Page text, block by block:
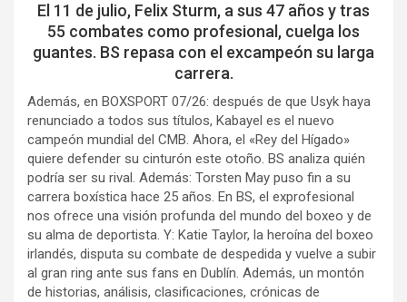
El 11 de julio, Felix Sturm, a sus 47 años y tras
55 combates como profesional, cuelga los
guantes. BS repasa con el excampeón su larga
carrera.
Además, en BOXSPORT 07/26: después de que Usyk haya
renunciado a todos sus títulos, Kabayel es el nuevo
campeón mundial del CMB. Ahora, el «Rey del Hígado»
quiere defender su cinturón este otoño. BS analiza quién
podría ser su rival. Además: Torsten May puso fin a su
carrera boxística hace 25 años. En BS, el exprofesional
nos ofrece una visión profunda del mundo del boxeo y de
su alma de deportista. Y: Katie Taylor, la heroína del boxeo
irlandés, disputa su combate de despedida y vuelve a subir
al gran ring ante sus fans en Dublín. Además, un montón
de historias, análisis, clasificaciones, crónicas de